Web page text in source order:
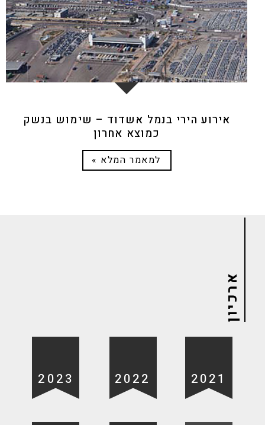
אירוע הירי בנמל אשדוד – שימוש בנשק
כמוצא אחרון
למאמר המלא »
ארכיון
2023 2022 2021